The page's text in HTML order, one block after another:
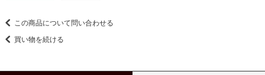
この商品について問い合わせる
買い物を続ける